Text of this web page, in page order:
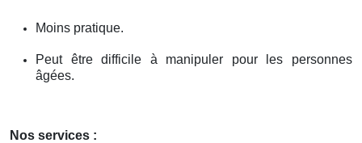
Moins pratique.
Peut être difficile à manipuler pour les personnes
âgées.
Nos services :